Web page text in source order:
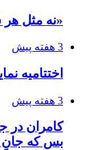
«نه مثل هر
3 هفته پیش
اختتامیه
3 هفته پیش
کامران در
بس که جانِ